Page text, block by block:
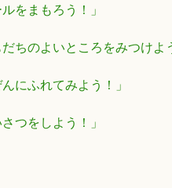
をまもろう！」
ちのよいところをみつけよ
にふれてみよう！」
つをしよう！」